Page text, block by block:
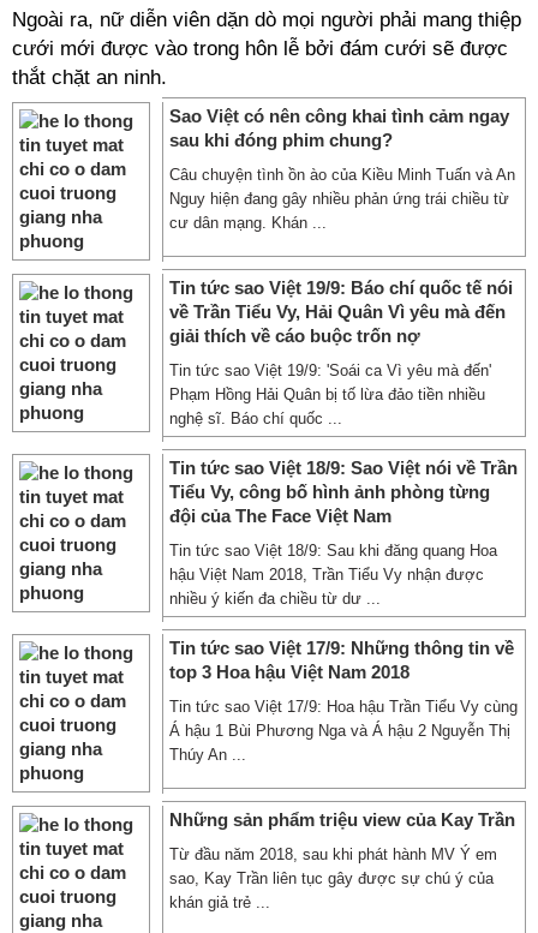
Ngoài ra, nữ diễn viên dặn dò mọi người phải mang thiệp
cưới mới được vào trong hôn lễ bởi đám cưới sẽ được
thắt chặt an ninh.
Sao Việt có nên công khai tình cảm ngay
sau khi đóng phim chung?
Câu chuyện tình ồn ào của Kiều Minh Tuấn và An
Nguy hiện đang gây nhiều phản ứng trái chiều từ
cư dân mạng. Khán ...
Tin tức sao Việt 19/9: Báo chí quốc tế nói
về Trần Tiểu Vy, Hải Quân Vì yêu mà đến
giải thích về cáo buộc trốn nợ
Tin tức sao Việt 19/9: 'Soái ca Vì yêu mà đến'
Phạm Hồng Hải Quân bị tố lừa đảo tiền nhiều
nghệ sĩ. Báo chí quốc ...
Tin tức sao Việt 18/9: Sao Việt nói về Trần
Tiểu Vy, công bố hình ảnh phòng từng
đội của The Face Việt Nam
Tin tức sao Việt 18/9: Sau khi đăng quang Hoa
hậu Việt Nam 2018, Trần Tiểu Vy nhận được
nhiều ý kiến đa chiều từ dư ...
Tin tức sao Việt 17/9: Những thông tin về
top 3 Hoa hậu Việt Nam 2018
Tin tức sao Việt 17/9: Hoa hậu Trần Tiểu Vy cùng
Á hậu 1 Bùi Phương Nga và Á hậu 2 Nguyễn Thị
Thúy An ...
Những sản phẩm triệu view của Kay Trần
Từ đầu năm 2018, sau khi phát hành MV Ý em
sao, Kay Trần liên tục gây được sự chú ý của
khán giả trẻ ...